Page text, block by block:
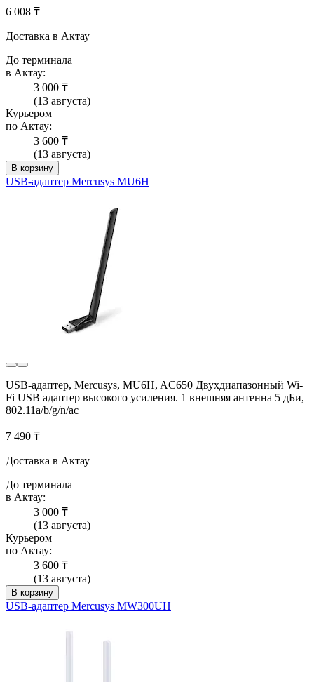
6 008 ₸
Доставка в Актау
До терминала
в Актау:
3 000 ₸
(13 августа)
Курьером
по Актау:
3 600 ₸
(13 августа)
В корзину
USB-адаптер Mercusys MU6H
USB-адаптер, Mercusys, MU6H, AC650 Двухдиапазонный Wi-
Fi USB адаптер высокого усиления. 1 внешняя антенна 5 дБи,
802.11a/b/g/n/ac
7 490 ₸
Доставка в Актау
До терминала
в Актау:
3 000 ₸
(13 августа)
Курьером
по Актау:
3 600 ₸
(13 августа)
В корзину
USB-адаптер Mercusys MW300UH